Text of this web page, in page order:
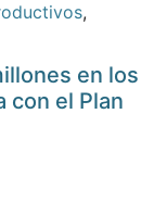
,
en los
con el Plan